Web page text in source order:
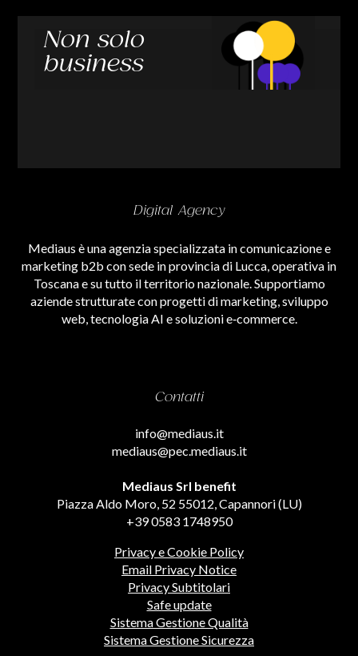
Non solo
business
Digital Agency
Mediaus è una agenzia specializzata in comunicazione e
marketing b2b con sede in provincia di Lucca, operativa in
Toscana e su tutto il territorio nazionale. Supportiamo
aziende strutturate con progetti di marketing, sviluppo
web, tecnologia AI e soluzioni e‑commerce.
Contatti
info@mediaus.it
mediaus@pec.mediaus.it
Mediaus Srl benefit
Piazza Aldo Moro, 52 55012, Capannori (LU)
+39 0583 1748950
Privacy e Cookie Policy
Email Privacy Notice
Privacy Subtitolari
Safe update
Sistema Gestione Qualità
Sistema Gestione Sicurezza